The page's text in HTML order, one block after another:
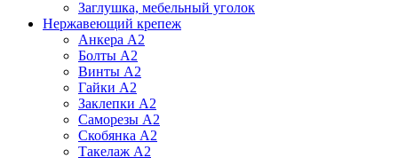
Заглушка, мебельный уголок
Нержавеющий крепеж
Анкера А2
Болты А2
Винты А2
Гайки А2
Заклепки А2
Саморезы А2
Скобянка А2
Такелаж А2